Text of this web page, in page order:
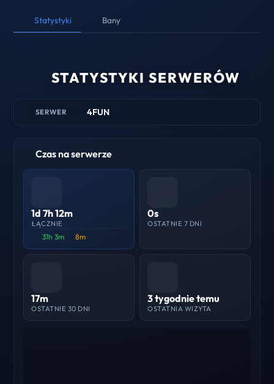
Statystyki Bany
STATYSTYKI SERWERÓW
SERWER 4FUN
Czas na serwerze
1d 7h 12m
ŁĄCZNIE
31h 3m 8m
0s
OSTATNIE 7 DNI
17m
OSTATNIE 30 DNI
3 tygodnie temu
OSTATNIA WIZYTA